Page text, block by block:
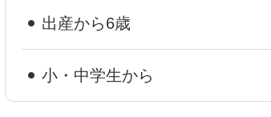
出産から6歳
小・中学生から